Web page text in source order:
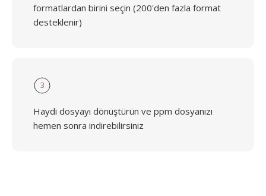
formatlardan birini seçin (200'den fazla format
desteklenir)
3
Haydi dosyayı dönüştürün ve ppm dosyanızı
hemen sonra indirebilirsiniz